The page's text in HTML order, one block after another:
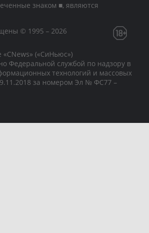
знаком ■, являются
© 1995 – 2026
«CNews» («СиНьюс»)
Федеральной службой по надзору в
технологий и массовых
за номером Эл № ФС77 –